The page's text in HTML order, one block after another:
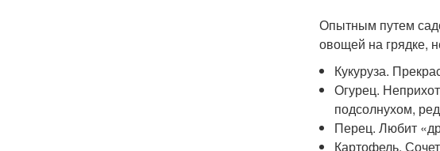
Опытным путем
овощей на грядке,
Кукуруза.
Огурец.
подсолнухом,
Перец. Любит
Картофель.